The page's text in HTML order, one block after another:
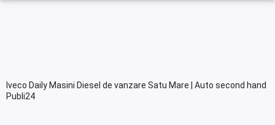
Iveco Daily Masini Diesel de vanzare Satu Mare | Auto second hand
Publi24